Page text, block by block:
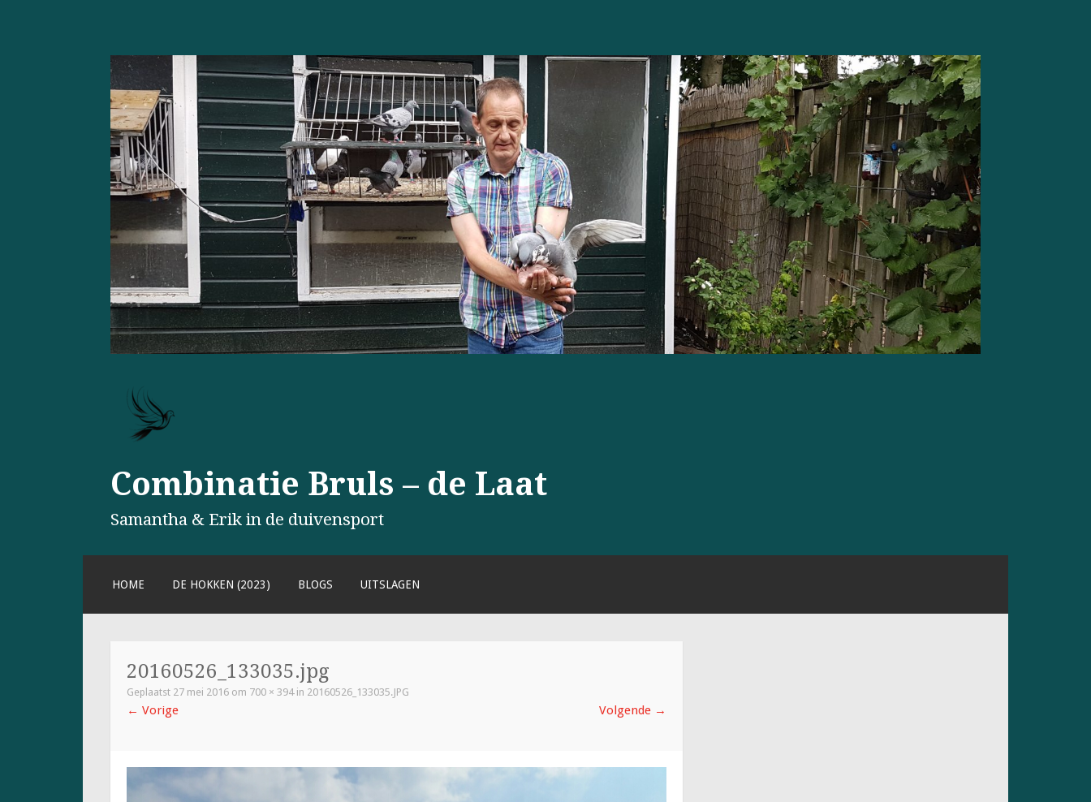
Combinatie Bruls – de Laat
Samantha & Erik in de duivensport
INHOUD
HOME DE HOKKEN (2023) BLOGS UITSLAGEN
20160526_133035.jpg
Geplaatst 27 mei 2016 om 700 × 394in 20160526_133035.JPG
← Vorige Volgende →